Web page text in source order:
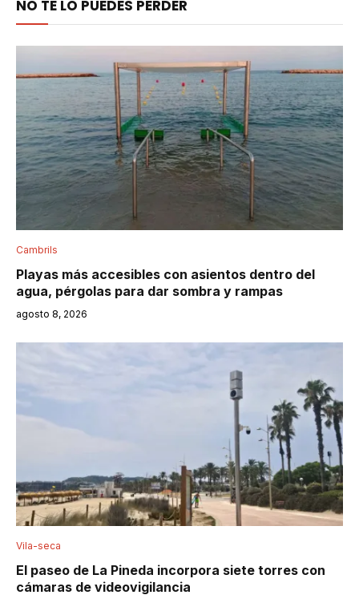
NO TE LO PUEDES PERDER
Cambrils
Playas más accesibles con asientos dentro del
agua, pérgolas para dar sombra y rampas
agosto 8, 2026
Vila-seca
El paseo de La Pineda incorpora siete torres con
cámaras de videovigilancia